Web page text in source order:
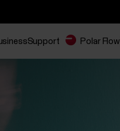
Support Polar Flow